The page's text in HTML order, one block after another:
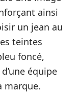
ainsi
un jean au
teintes
foncé,
équipe
marque.